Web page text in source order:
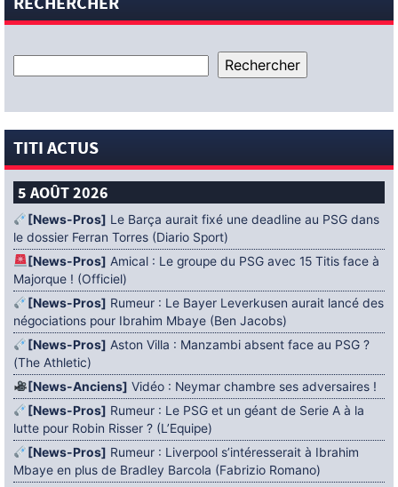
TITI ACTUS
5 AOÛT 2026
[News-Pros] Le Barça aurait fixé une deadline au PSG dans
le dossier Ferran Torres (Diario Sport)
[News-Pros] Amical : Le groupe du PSG avec 15 Titis face à
Majorque ! (Officiel)
[News-Pros] Rumeur : Le Bayer Leverkusen aurait lancé des
négociations pour Ibrahim Mbaye (Ben Jacobs)
[News-Pros] Aston Villa : Manzambi absent face au PSG ?
(The Athletic)
[News-Anciens] Vidéo : Neymar chambre ses adversaires !
[News-Pros] Rumeur : Le PSG et un géant de Serie A à la
lutte pour Robin Risser ? (L’Equipe)
[News-Pros] Rumeur : Liverpool s’intéresserait à Ibrahim
Mbaye en plus de Bradley Barcola (Fabrizio Romano)